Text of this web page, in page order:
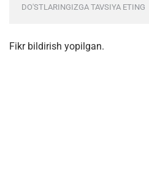
DO'STLARINGIZGA TAVSIYA ETING
Fikr bildirish yopilgan.